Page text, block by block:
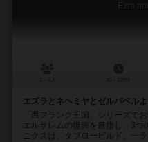
Ezra
エズラとネヘミヤとゼルバベル
「西フランク王国」シリーズで
エルサレムの復興を目指し、3つ
ニクスは、タブロービルド。一ラ